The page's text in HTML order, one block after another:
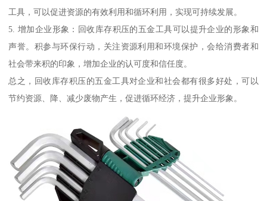
工具，可以促进资源的有效利用和循环利用，实现可持续发展。
5. 增加企业形象：回收库存积压的五金工具可以提升企业的形象和
声誉。积参与环保行动，关注资源利用和环境保护，会给消费者和
社会带来积的印象，增加企业的认可度和信任度。
总之，回收库存积压的五金工具对企业和社会都有很多好处，可以
节约资源、降、减少废物产生，促进循环经济，提升企业形象。